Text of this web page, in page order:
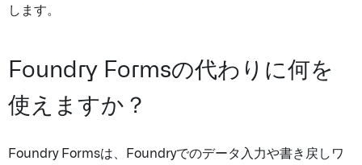
します。
Foundry Formsの代わりに何を
使えますか？
Foundry Formsは、Foundryでのデータ入力や書き戻しワ